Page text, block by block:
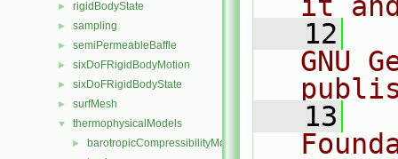
► rigidBodyState
► sampling
► semiPermeableBaffle
► sixDoFRigidBodyMotion
► sixDoFRigidBodyState
► surfMesh
▼ thermophysicalModels
► barotropicCompressibilityModel
   12
GNU
   13